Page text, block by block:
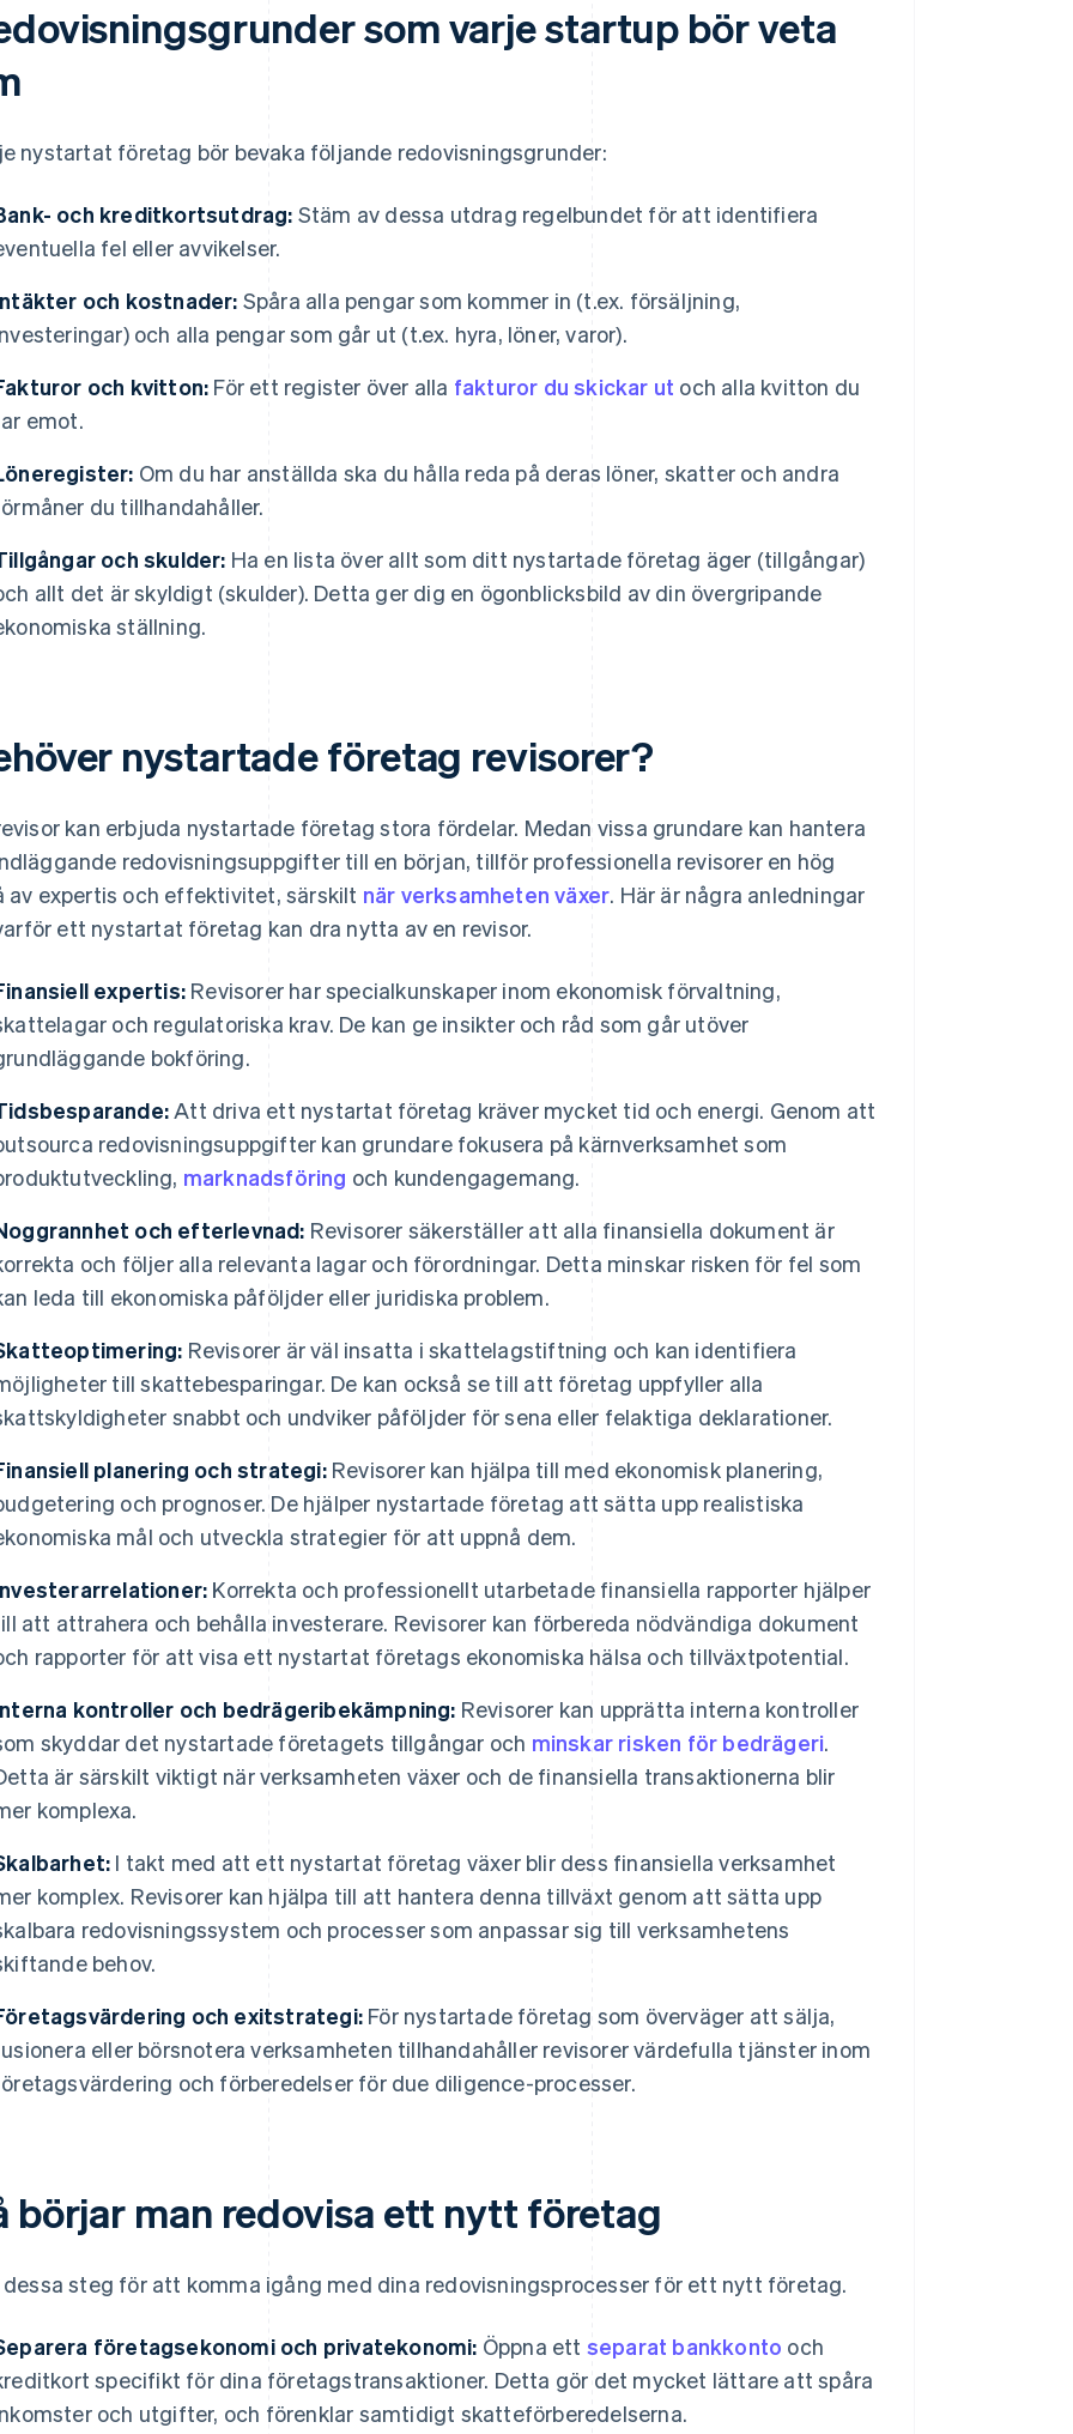
som varje startup bör veta
nystartat företag bör bevaka följande redovisningsgrunder:
och kreditkortsutdrag: Stäm av dessa utdrag regelbundet för att identifiera
fel eller avvikelser.
och kostnader: Spåra alla pengar som kommer in (t.ex. försäljning,
och alla pengar som går ut (t.ex. hyra, löner, varor).
och kvitton: För ett register över alla fakturor du skickar ut och alla kvitton du
emot.
Om du har anställda ska du hålla reda på deras löner, skatter och andra
du tillhandahåller.
och skulder: Ha en lista över allt som ditt nystartade företag äger (tillgångar)
allt det är skyldigt (skulder). Detta ger dig en ögonblicksbild av din övergripande
ställning.
nystartade företag revisorer?
kan erbjuda nystartade företag stora fördelar. Medan vissa grundare kan hantera
redovisningsuppgifter till en början, tillför professionella revisorer en hög
av expertis och effektivitet, särskilt när verksamheten växer. Här är några anledningar
ett nystartat företag kan dra nytta av en revisor.
expertis: Revisorer har specialkunskaper inom ekonomisk förvaltning,
och regulatoriska krav. De kan ge insikter och råd som går utöver
bokföring.
Att driva ett nystartat företag kräver mycket tid och energi. Genom att
redovisningsuppgifter kan grundare fokusera på kärnverksamhet som
marknadsföring och kundengagemang.
och efterlevnad: Revisorer säkerställer att alla finansiella dokument är
och följer alla relevanta lagar och förordningar. Detta minskar risken för fel som
leda till ekonomiska påföljder eller juridiska problem.
Revisorer är väl insatta i skattelagstiftning och kan identifiera
till skattebesparingar. De kan också se till att företag uppfyller alla
snabbt och undviker påföljder för sena eller felaktiga deklarationer.
planering och strategi:Revisorer kan hjälpa till med ekonomisk planering,
och prognoser. De hjälper nystartade företag att sätta upp realistiska
mål och utveckla strategier för att uppnå dem.
Korrekta och professionellt utarbetade finansiella rapporter hjälper
att attrahera och behålla investerare. Revisorer kan förbereda nödvändiga dokument
rapporter för att visa ett nystartat företags ekonomiska hälsa och tillväxtpotential.
kontroller och bedrägeribekämpning: Revisorer kan upprätta interna kontroller
skyddar det nystartade företagets tillgångar och minskar risken för bedrägeri.
är särskilt viktigt när verksamheten växer och de finansiella transaktionerna blir
komplexa.
I takt med att ett nystartat företag växer blir dess finansiella verksamhet
komplex. Revisorer kan hjälpa till att hantera denna tillväxt genom att sätta upp
redovisningssystem och processer som anpassar sig till verksamhetens
behov.
och exitstrategi: För nystartade företag som överväger att sälja,
eller börsnotera verksamheten tillhandahåller revisorer värdefulla tjänster inom
och förberedelser för due diligence-processer.
börjar man redovisa ett nytt företag
dessa steg för att komma igång med dina redovisningsprocesser för ett nytt företag.
företagsekonomi och privatekonomi: Öppna ett separat bankkonto och
specifikt för dina företagstransaktioner. Detta gör det mycket lättare att spåra
och utgifter, och förenklar samtidigt skatteförberedelserna.